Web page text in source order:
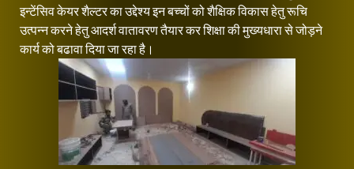
इन्टेंसिव केयर शैल्टर का उद्देश्य इन बच्चों को शैक्षिक विकास हेतु रूचि
उत्पन्न करने हेतु आदर्श वातावरण तैयार कर शिक्षा की मुख्यधारा से जोड़ने
कार्य को बढावा दिया जा रहा है।